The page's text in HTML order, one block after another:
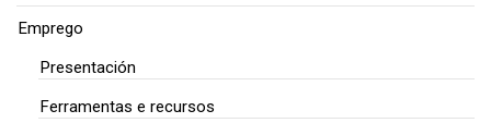
Emprego
Presentación
Ferramentas e recursos